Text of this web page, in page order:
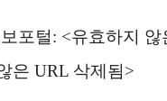
포털: <유효하지 않
은 URL 삭제됨>